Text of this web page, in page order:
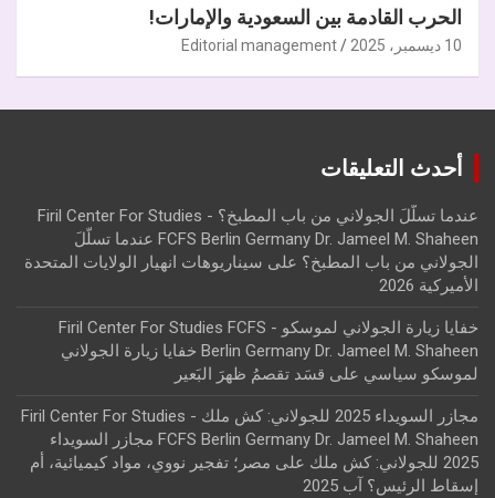
الحرب القادمة بين السعودية والإمارات!
10 ديسمبر، 2025 Editorial management
أحدث التعليقات
عندما تسلّلَ الجولاني من باب المطبخ؟ - Firil Center For Studies
FCFS Berlin Germany Dr. Jameel M. Shaheen عندما تسلّلَ
الجولاني من باب المطبخ؟ على سيناريوهات انهيار الولايات المتحدة
الأميركية 2026
خفايا زيارة الجولاني لموسكو - Firil Center For Studies FCFS
Berlin Germany Dr. Jameel M. Shaheen خفايا زيارة الجولاني
لموسكو سياسي على قسَد تقصمُ ظهرَ البَعير
مجازر السويداء 2025 للجولاني: كش ملك - Firil Center For Studies
FCFS Berlin Germany Dr. Jameel M. Shaheen مجازر السويداء
2025 للجولاني: كش ملك
على مصر؛ تفجير نووي، مواد كيميائية، أم
إسقاط الرئيس؟ آب 2025